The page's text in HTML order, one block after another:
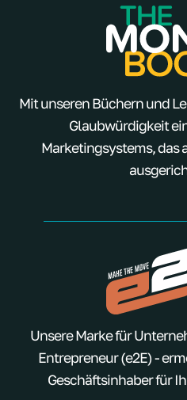
Mit unseren Büchern und
Glaubwürdigkeit
Marketingsystems, das
Unsere Marke für
Entrepreneur (e2E) -
Geschäftsinhaber für